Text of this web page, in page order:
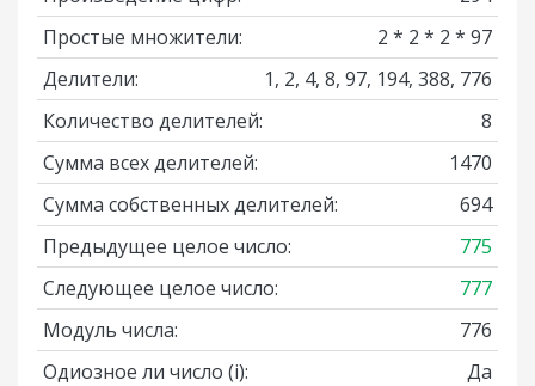
Простые множители:
2 * 2 * 2 * 97
Делители:
1, 2, 4, 8, 97, 194, 388, 776
Количество делителей:
8
Сумма всех делителей:
1470
Сумма собственных делителей:
694
Предыдущее целое число:
775
Следующее целое число:
777
Модуль числа:
776
Одиозное ли число (i):
Да